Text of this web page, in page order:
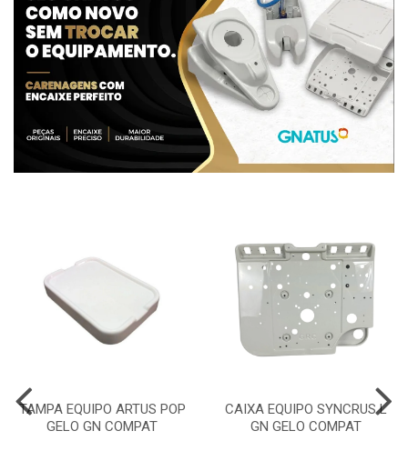
TAMPA EQUIPO ARTUS POP
GELO GN COMPAT
CAIXA EQUIPO SYNCRUS L
GN GELO COMPAT